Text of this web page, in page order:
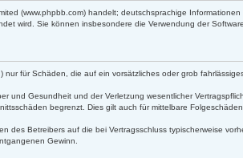
(www.phpbb.com) handelt; deutschsprachige Informationen
wird. Sie können insbesondere die Verwendung der
für Schäden, die auf ein vorsätzliches oder grob
und Gesundheit und der Verletzung wesentlicher
begrenzt. Dies gilt auch für mittelbare
des Betreibers auf die bei Vertragsschluss typischerweise
Gewinn.